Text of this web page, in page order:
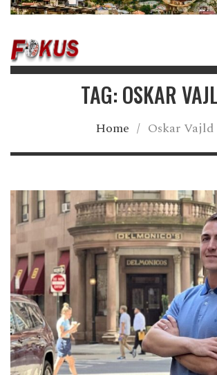
TAG: OSKAR
Home / Oskar Vajld